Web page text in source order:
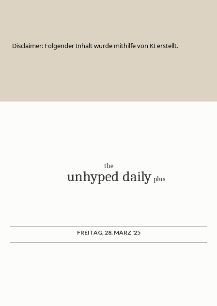
Disclaimer: Folgender Inhalt wurde mithilfe von KI erstellt.
the
unhyped daily plus
FREITAG, 28. MÄRZ '25